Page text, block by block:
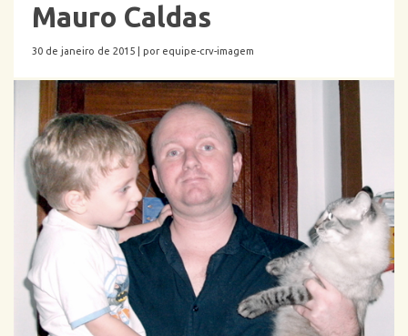
Mauro Caldas
30 de janeiro de 2015 | por equipe-crv-imagem